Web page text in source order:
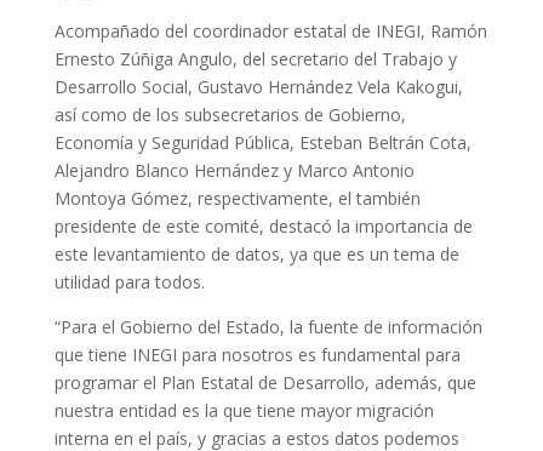
Acompañado del coordinador estatal de INEGI, Ramón
Ernesto Zúñiga Angulo, del secretario del Trabajo y
Desarrollo Social, Gustavo Hernández Vela Kakogui,
así como de los subsecretarios de Gobierno,
Economía y Seguridad Pública, Esteban Beltrán Cota,
Alejandro Blanco Hernández y Marco Antonio
Montoya Gómez, respectivamente, el también
presidente de este comité, destacó la importancia de
este levantamiento de datos, ya que es un tema de
utilidad para todos.
“Para el Gobierno del Estado, la fuente de información
que tiene INEGI para nosotros es fundamental para
programar el Plan Estatal de Desarrollo, además, que
nuestra entidad es la que tiene mayor migración
interna en el país, y gracias a estos datos podemos